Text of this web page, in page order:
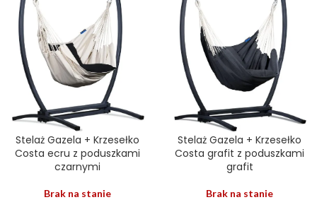
Stelaż Gazela + Krzesełko
Costa ecru z poduszkami
czarnymi
Brak na stanie
Stelaż Gazela + Krzesełko
Costa grafit z poduszkami
grafit
Brak na stanie